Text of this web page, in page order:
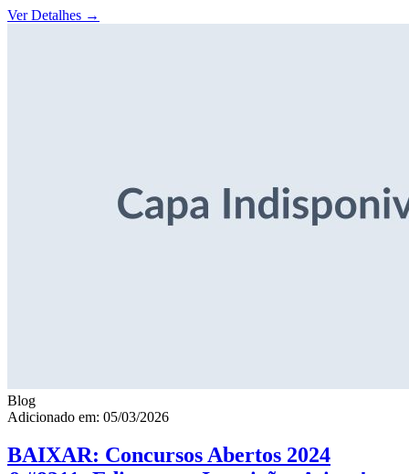
Ver Detalhes →
Blog
Adicionado em: 05/03/2026
BAIXAR: Concursos Abertos 2024